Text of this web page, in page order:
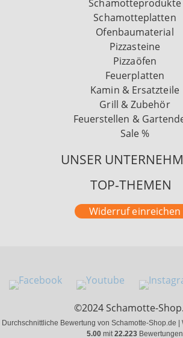
Schamotteprodukte
Schamotteplatten
Ofenbaumaterial
Pizzasteine
Pizzaöfen
Feuerplatten
Kamin & Ersatzteile
Grill & Zubehör
Feuerstellen &
Sale %
UNSER
TOP-THEMEN
Widerruf einreichen
©2024 Schamotte-
Durchschnittliche Bewertung von Schamotte-Shop.de |
5.00 mit22.223 Bewertungen